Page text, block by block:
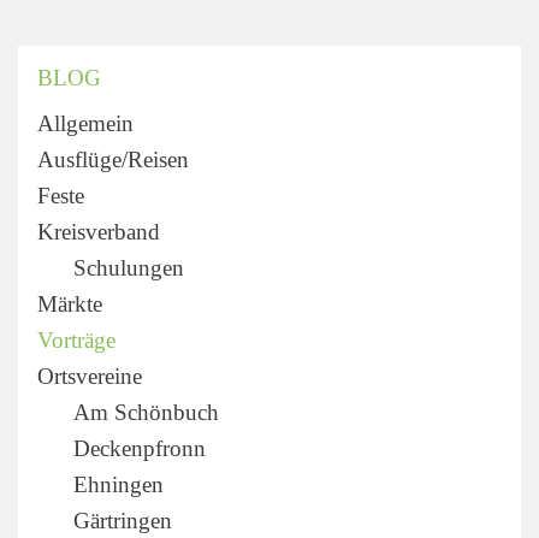
BLOG
Allgemein
Ausflüge/Reisen
Feste
Kreisverband
Schulungen
Märkte
Vorträge
Ortsvereine
Am Schönbuch
Deckenpfronn
Ehningen
Gärtringen